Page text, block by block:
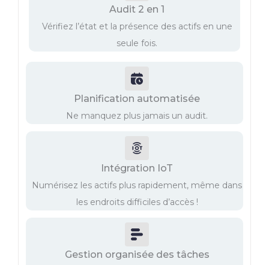
Audit 2 en 1
Vérifiez l’état et la présence des actifs en une
seule fois.
Planification automatisée
Ne manquez plus jamais un audit.
Intégration IoT
Numérisez les actifs plus rapidement, même dans
les endroits difficiles d’accès !
Gestion organisée des tâches